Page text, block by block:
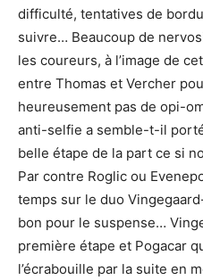
difficulté, tentatives de
suivre… Beaucoup de
les coureurs, à l’image de
entre Thomas et Vercher
heureusement pas de opi-
anti-selfie a semble-t-il
belle étape de la part ce si
Par contre Roglic ou
temps sur le duo
bon pour le suspense…
première étape et Pogacar
l’écrabouille par la suite en